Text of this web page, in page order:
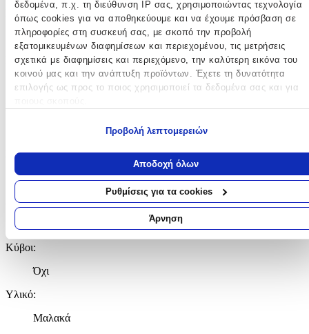
δεδομένα, π.χ. τη διεύθυνση IP σας, χρησιμοποιώντας τεχνολογία
όπως cookies για να αποθηκεύουμε και να έχουμε πρόσβαση σε
πληροφορίες στη συσκευή σας, με σκοπό την προβολή
εξατομικευμένων διαφημίσεων και περιεχομένου, τις μετρήσεις
σχετικά με διαφημίσεις και περιεχόμενο, την καλύτερη εικόνα του
κοινού μας και την ανάπτυξη προϊόντων. Έχετε τη δυνατότητα
επιλογής ως προς το ποιος χρησιμοποιεί τα δεδομένα σας και για
Εάν μας επιτρέπετε, θα θέλαμε επίσης:
τοποθεσία, οι οποίες μπορεί να είναι ακριβείς σε απόσταση
Να αναγνωρίσουμε τη συσκευή σας σαρώνοντας ενεργά για
συγκεκριμένα χαρακτηριστικά (δακτυλικό αποτύπωμα)
Μάθετε περισσότερα σχετικά με τον τρόπο επεξεργασίας των
προσωπικών σας δεδομένων και καθορίστε τις προτιμήσεις σας
ενότητα “Λεπτομέρειες”
να εξατομικεύουμε περιεχόμενο και διαφημίσεις, να παρέχουμε
λειτουργίες μέσων κοινωνικής δικτύωσης και να αναλύουμε την
Προβολή λεπτομερειών
Αποδοχή όλων
Ρυθμίσεις για τα cookies
Άρνηση
Κατασκευαστής
Baby Clementoni
Ηλικία:
9+ Μηνών
Bristles:
Εκπαιδευτικά:
Όχι
Αρίθμησης:
Κύβοι:
Όχι
Υλικό:
Μαλακά